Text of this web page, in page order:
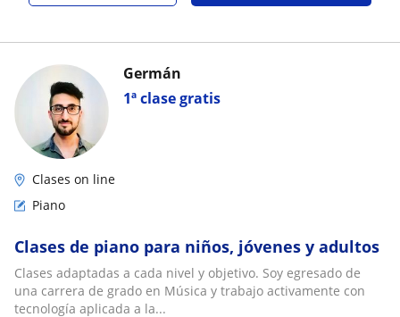
1ª clase gratis
Germán
Clases on line
Piano
Clases de piano para niños, jóvenes y adultos
Clases adaptadas a cada nivel y objetivo. Soy egresado de
una carrera de grado en Música y trabajo activamente con
tecnología aplicada a la...